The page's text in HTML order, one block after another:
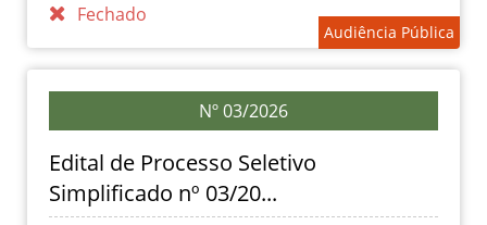
Fechado
Audiência Pública
Nº 03/2026
Edital de Processo Seletivo
Simplificado nº 03/20...